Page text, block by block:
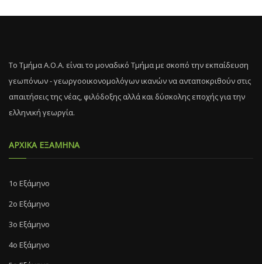
Το Τμήμα Α.Ο.Α. είναι το μοναδικό Τμήμα με σκοπό την εκπαίδευση
γεωπόνων - γεωργοοικονομολόγων ικανών να ανταποκριθούν στις
απαιτήσεις της νέας, φιλόδοξης αλλά και δύσκολης εποχής για την
ελληνική γεωργία.
ΑΡΧΙΚΑ ΕΞΑΜΗΝΑ
1ο Εξάμηνο
2ο Εξάμηνο
3ο Εξάμηνο
4ο Εξάμηνο